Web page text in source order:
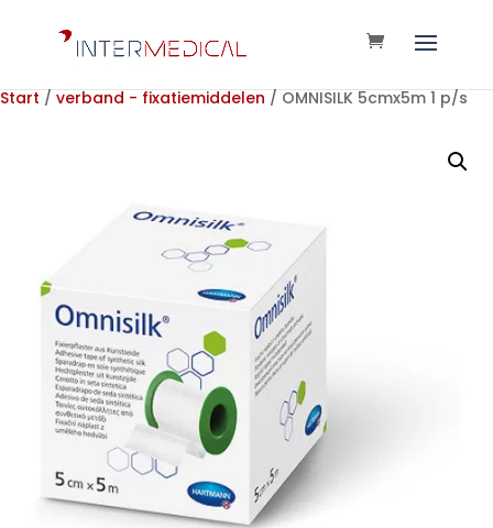
Start / verband - fixatiemiddelen / OMNISILK 5cmx5m 1 p/s